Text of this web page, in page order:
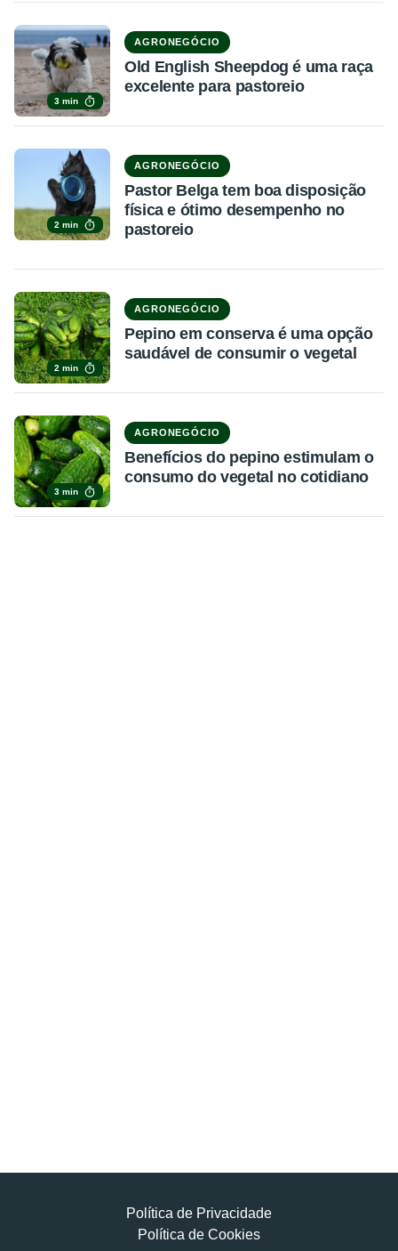
3 min
AGRONEGÓCIO
Old English Sheepdog é uma raça
excelente para pastoreio
2 min
AGRONEGÓCIO
Pastor Belga tem boa disposição
física e ótimo desempenho no
pastoreio
2 min
AGRONEGÓCIO
Pepino em conserva é uma opção
saudável de consumir o vegetal
3 min
AGRONEGÓCIO
Benefícios do pepino estimulam o
consumo do vegetal no cotidiano
Política de Privacidade
Política de Cookies